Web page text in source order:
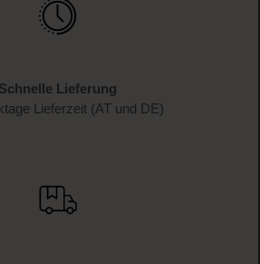
Schnelle Lieferung
Lieferzeit (AT und DE)